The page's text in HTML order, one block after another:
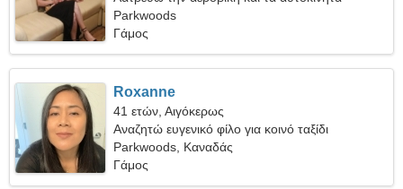
Parkwoods
Γάμος
Roxanne
41 ετών, Αιγόκερως
Αναζητώ ευγενικό φίλο για κοινό ταξίδι
Parkwoods, Καναδάς
Γάμος